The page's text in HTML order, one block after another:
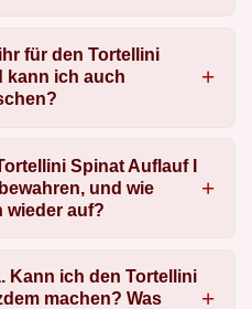
für den Tortellini
kann ich auch
Spinat Auflauf I
und wie
wieder auf?
Kann ich den Tortellini
machen? Was